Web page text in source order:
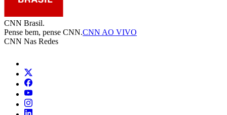
CNN Brasil.
Pense bem, pense CNN.CNN AO VIVO
CNN Nas Redes